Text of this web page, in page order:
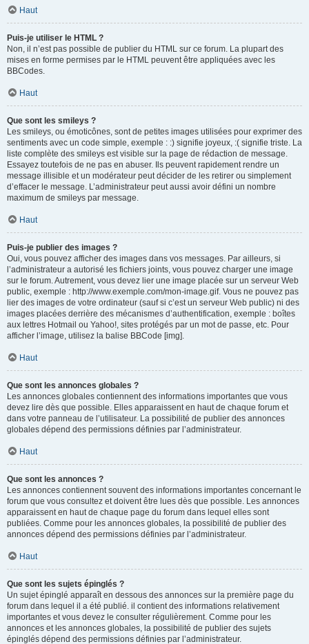
Haut
Puis-je utiliser le HTML ?
Non, il n’est pas possible de publier du HTML sur ce forum. La plupart des
mises en forme permises par le HTML peuvent être appliquées avec les
BBCodes.
Haut
Que sont les smileys ?
Les smileys, ou émoticônes, sont de petites images utilisées pour exprimer des
sentiments avec un code simple, exemple : :) signifie joyeux, :( signifie triste. La
liste complète des smileys est visible sur la page de rédaction de message.
Essayez toutefois de ne pas en abuser. Ils peuvent rapidement rendre un
message illisible et un modérateur peut décider de les retirer ou simplement
d’effacer le message. L’administrateur peut aussi avoir défini un nombre
maximum de smileys par message.
Haut
Puis-je publier des images ?
Oui, vous pouvez afficher des images dans vos messages. Par ailleurs, si
l’administrateur a autorisé les fichiers joints, vous pouvez charger une image
sur le forum. Autrement, vous devez lier une image placée sur un serveur Web
public, exemple : http://www.exemple.com/mon-image.gif. Vous ne pouvez pas
lier des images de votre ordinateur (sauf si c’est un serveur Web public) ni des
images placées derrière des mécanismes d’authentification, exemple : boîtes
aux lettres Hotmail ou Yahoo!, sites protégés par un mot de passe, etc. Pour
afficher l’image, utilisez la balise BBCode [img].
Haut
Que sont les annonces globales ?
Les annonces globales contiennent des informations importantes que vous
devez lire dès que possible. Elles apparaissent en haut de chaque forum et
dans votre panneau de l’utilisateur. La possibilité de publier des annonces
globales dépend des permissions définies par l’administrateur.
Haut
Que sont les annonces ?
Les annonces contiennent souvent des informations importantes concernant le
forum que vous consultez et doivent être lues dès que possible. Les annonces
apparaissent en haut de chaque page du forum dans lequel elles sont
publiées. Comme pour les annonces globales, la possibilité de publier des
annonces dépend des permissions définies par l’administrateur.
Haut
Que sont les sujets épinglés ?
Un sujet épinglé apparaît en dessous des annonces sur la première page du
forum dans lequel il a été publié. il contient des informations relativement
importantes et vous devez le consulter régulièrement. Comme pour les
annonces et les annonces globales, la possibilité de publier des sujets
épinglés dépend des permissions définies par l’administrateur.